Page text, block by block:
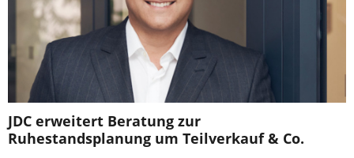
JDC erweitert Beratung zur
Ruhestandsplanung um Teilverkauf & Co.